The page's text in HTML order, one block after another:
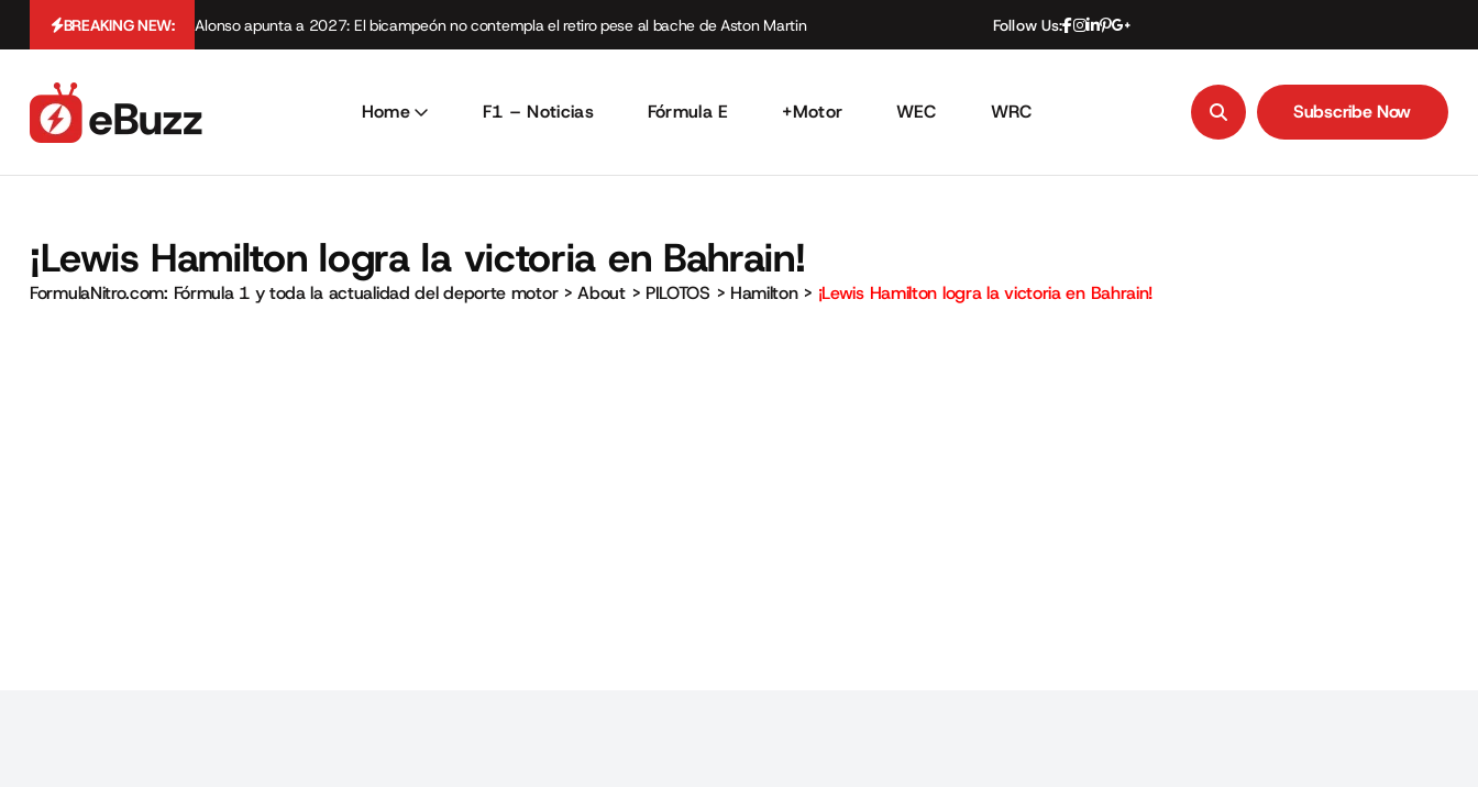
BREAKING NEW: Alonso apunta a 2027: El bicampeón no contempla el retiro pese al bache de Aston Martin Follow Us:
Home F1 – Noticias Fórmula E +Motor WEC WRC Subscribe Now
¡Lewis Hamilton logra la victoria en Bahrain!
FormulaNitro.com: Fórmula 1 y toda la actualidad del deporte motor>About> PILOTOS > Hamilton> ¡Lewis Hamilton logra la victoria en Bahrain!